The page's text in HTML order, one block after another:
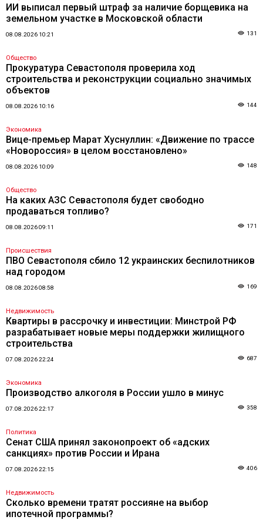
ИИ выписал первый штраф за наличие борщевика на
земельном участке в Московской области
08.08.2026 10:21 131
Общество
Прокуратура Севастополя проверила ход
строительства и реконструкции социально значимых
объектов
08.08.2026 10:16 144
Экономика
Вице-премьер Марат Хуснуллин: «Движение по трассе
«Новороссия» в целом восстановлено»
08.08.2026 10:09 148
Общество
На каких АЗС Севастополя будет свободно
продаваться топливо?
08.08.2026 09:11 171
Происшествия
ПВО Севастополя сбило 12 украинских беспилотников
над городом
08.08.2026 08:58 169
Недвижимость
Квартиры в рассрочку и инвестиции: Минстрой РФ
разрабатывает новые меры поддержки жилищного
строительства
07.08.2026 22:24 687
Экономика
Производство алкоголя в России ушло в минус
07.08.2026 22:17 358
Политика
Сенат США принял законопроект об «адских
санкциях» против России и Ирана
07.08.2026 22:15 406
Недвижимость
Сколько времени тратят россияне на выбор
ипотечной программы?